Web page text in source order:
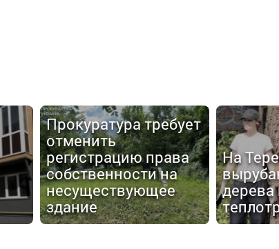
Прокуратура требует
отменить
регистрацию права
собственности на
несуществующее
здание
На
дерева